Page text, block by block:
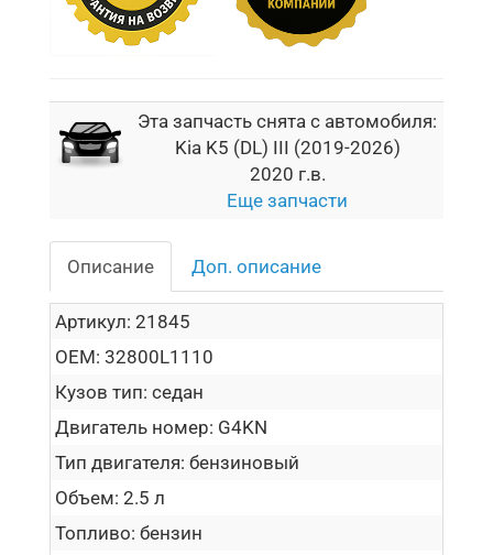
Эта запчасть снята с автомобиля:
Kia K5 (DL) III (2019-2026)
2020 г.в.
Еще запчасти
Описание Доп. описание
Артикул: 21845
OEM: 32800L1110
Кузов тип: седан
Двигатель номер: G4KN
Тип двигателя: бензиновый
Объем: 2.5 л
Топливо: бензин